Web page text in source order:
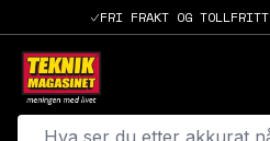
FRI FRAKT OG TOLLFRITT